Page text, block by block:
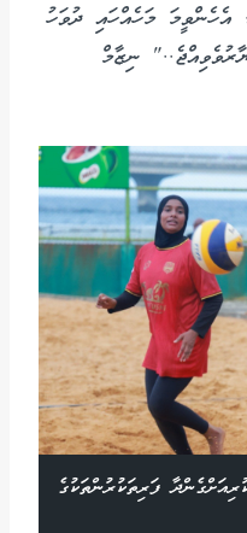
މަހެއްހައި ދުވަހު
ނިޒާމް
ފަރިތަކުރުންތަކުގެ